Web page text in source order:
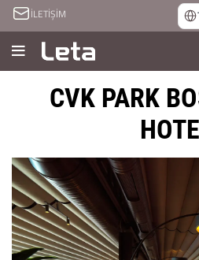
İLETİŞİM
CVK PARK